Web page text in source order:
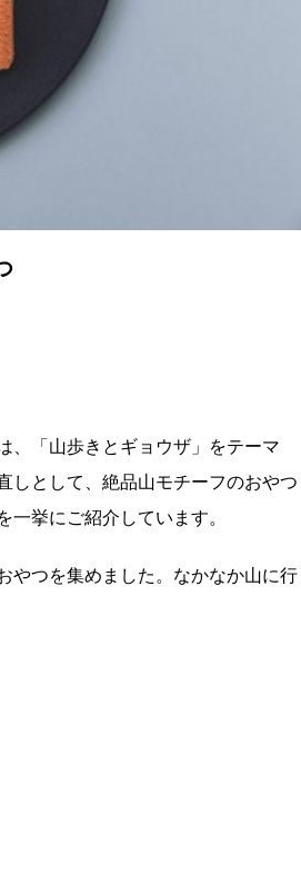
、「山歩きとギョウザ」をテーマ
しとして、絶品山モチーフのおやつ
挙にご紹介しています。
やつを集めました。なかなか山に行